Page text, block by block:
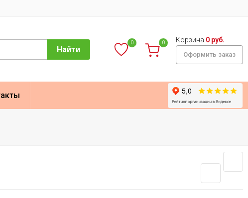
Найти
0 0 Корзина 0 руб.
Оформить заказ